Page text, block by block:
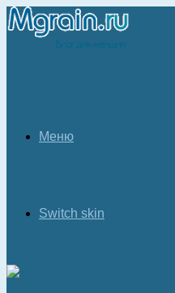
Меню
Switch skin